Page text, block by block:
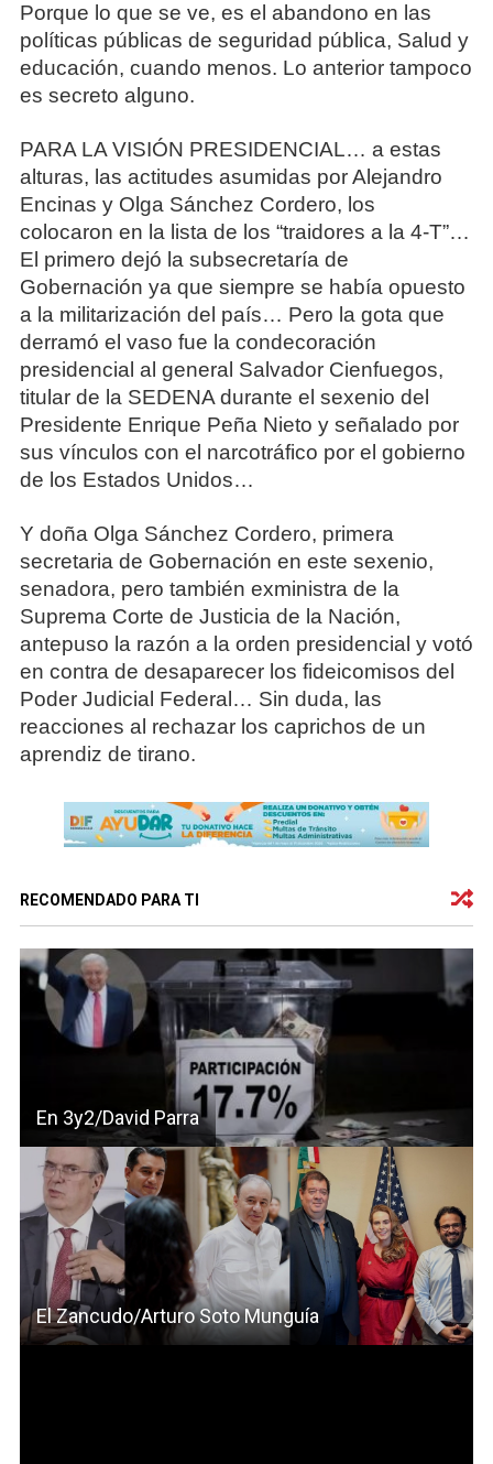
Porque lo que se ve, es el abandono en las
políticas públicas de seguridad pública, Salud y
educación, cuando menos. Lo anterior tampoco
es secreto alguno.
PARA LA VISIÓN PRESIDENCIAL… a estas
alturas, las actitudes asumidas por Alejandro
Encinas y Olga Sánchez Cordero, los
colocaron en la lista de los “traidores a la 4-T”…
El primero dejó la subsecretaría de
Gobernación ya que siempre se había opuesto
a la militarización del país… Pero la gota que
derramó el vaso fue la condecoración
presidencial al general Salvador Cienfuegos,
titular de la SEDENA durante el sexenio del
Presidente Enrique Peña Nieto y señalado por
sus vínculos con el narcotráfico por el gobierno
de los Estados Unidos…
Y doña Olga Sánchez Cordero, primera
secretaria de Gobernación en este sexenio,
senadora, pero también exministra de la
Suprema Corte de Justicia de la Nación,
antepuso la razón a la orden presidencial y votó
en contra de desaparecer los fideicomisos del
Poder Judicial Federal… Sin duda, las
reacciones al rechazar los caprichos de un
aprendiz de tirano.
RECOMENDADO PARA TI
En 3y2/David Parra
El Zancudo/Arturo Soto Munguía